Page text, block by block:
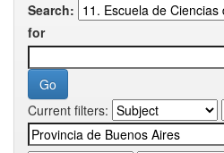
Search:
for
Current filters: